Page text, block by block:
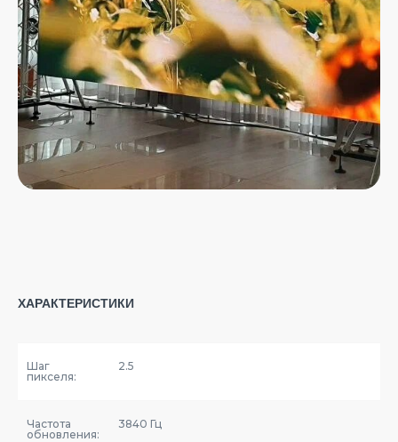
ХАРАКТЕРИСТИКИ
Шаг
пикселя:
2.5
Частота
обновления:
3840 Гц